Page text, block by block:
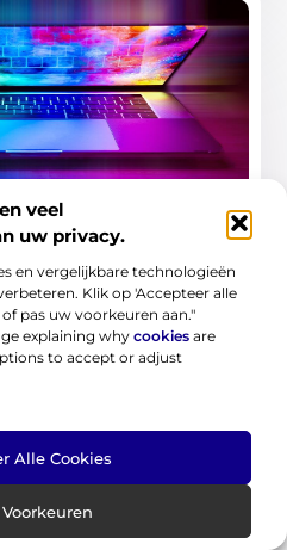
veel
uw privacy.
en vergelijkbare technologieën
Klik op 'Accepteer alle
pas uw voorkeuren aan."
explaining why cookies are
to accept or adjust
Alle Cookies
in Oldenzaal
tech-trends of
bedrijf?